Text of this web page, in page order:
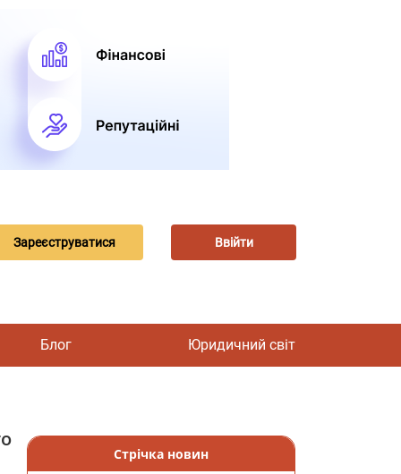
Зареєструватися Ввійти
Блог Юридичний світ
Стрічка новин